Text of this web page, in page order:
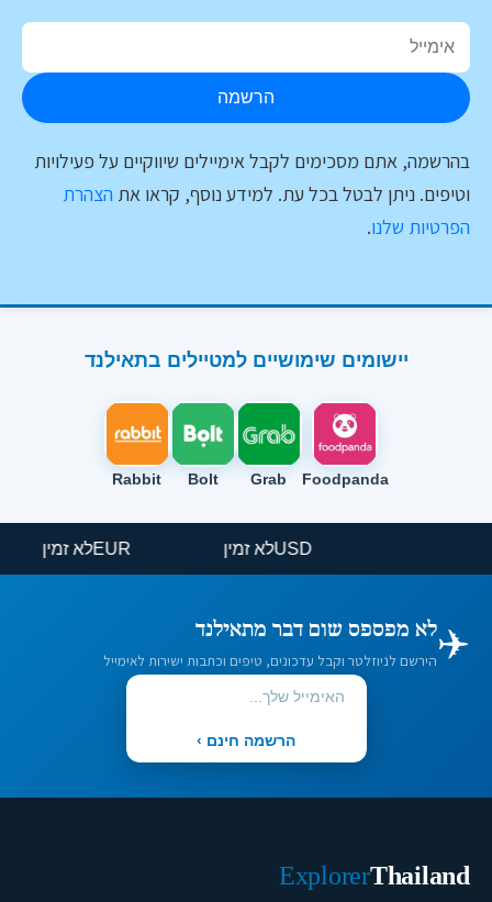
הרשמה
בהרשמה, אתם מסכימים לקבל אימיילים שיווקיים על פעילויות
וטיפים. ניתן לבטל בכל עת. למידע נוסף, קראו את הצהרת
הפרטיות שלנו.
יישומים שימושיים למטיילים בתאילנד
Foodpanda
Grab
Bolt
Rabbit
USDלא זמין EURלא זמין
✈️לא מפספס שום דבר מתאילנד
הירשם לניוזלטר וקבל עדכונים, טיפים וכתבות ישירות לאימייל
הרשמה חינם ›
Thailand
Explorer